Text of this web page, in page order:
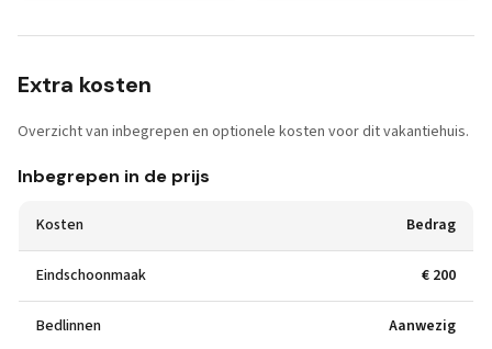
Extra kosten
Overzicht van inbegrepen en optionele kosten voor dit vakantiehuis.
Inbegrepen in de prijs
Kosten Bedrag
Eindschoonmaak € 200
Bedlinnen Aanwezig